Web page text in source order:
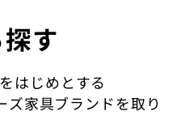
す
はじめとする
家具ブランドを取り